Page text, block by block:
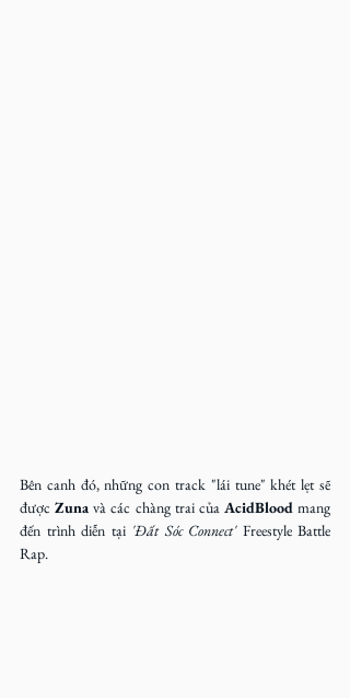
Bên canh đó, những con track "lái tune" khét lẹt sẽ
được Zuna và các chàng trai của AcidBlood mang
đến trình diễn tại 'Đất Sóc Connect' Freestyle Battle
Rap.